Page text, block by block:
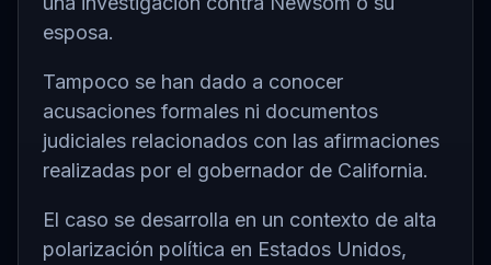
esposa.
Tampoco se han dado a conocer
acusaciones formales ni documentos
judiciales relacionados con las afirmaciones
realizadas por el gobernador de California.
El caso se desarrolla en un contexto de alta
polarización política en Estados Unidos,